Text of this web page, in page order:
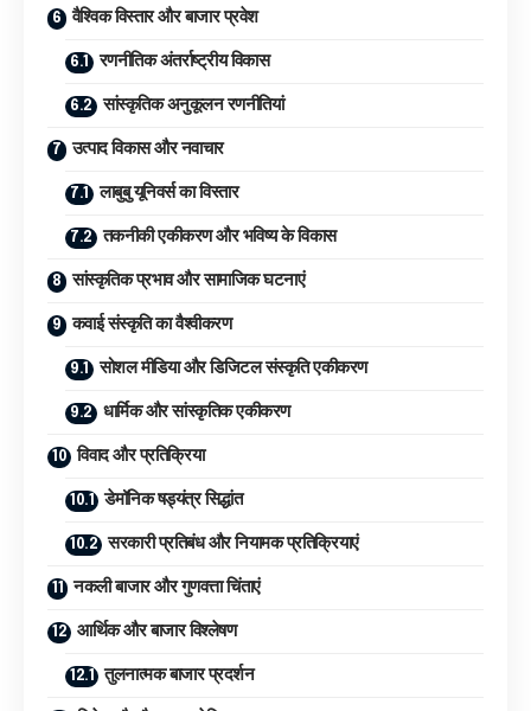
वैश्विक विस्तार और बाजार प्रवेश
रणनीतिक अंतर्राष्ट्रीय विकास
सांस्कृतिक अनुकूलन रणनीतियां
उत्पाद विकास और नवाचार
लाबुबु यूनिवर्स का विस्तार
तकनीकी एकीकरण और भविष्य के विकास
सांस्कृतिक प्रभाव और सामाजिक घटनाएं
कवाई संस्कृति का वैश्वीकरण
सोशल मीडिया और डिजिटल संस्कृति एकीकरण
धार्मिक और सांस्कृतिक एकीकरण
विवाद और प्रतिक्रिया
डेमॉनिक षड्यंत्र सिद्धांत
सरकारी प्रतिबंध और नियामक प्रतिक्रियाएं
नकली बाजार और गुणवत्ता चिंताएं
आर्थिक और बाजार विश्लेषण
तुलनात्मक बाजार प्रदर्शन